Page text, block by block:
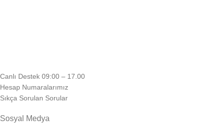
Canlı Destek 09:00 – 17.00
Hesap Numaralarımız
Sıkça Sorulan Sorular
Sosyal Medya